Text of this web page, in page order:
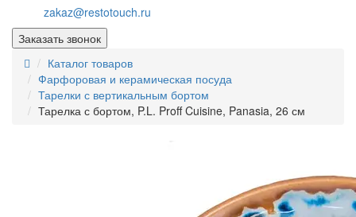
zakaz@restotouch.ru
Заказать звонок
Каталог товаров
Фарфоровая и керамическая посуда
Тарелки с вертикальным бортом
Тарелка с бортом, P.L. Proff Cuisine, Panasia, 26 см